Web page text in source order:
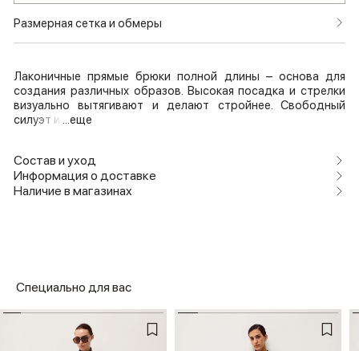
Размерная сетка и обмеры
Лаконичные прямые брюки полной длины – основа для
создания различных образов. Высокая посадка и стрелки
визуально вытягивают и делают стройнее. Свободный
силуэт и ...еще
Состав и уход
Информация о доставке
Наличие в магазинах
Специально для вас